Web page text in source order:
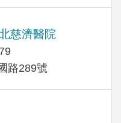
慈濟醫院
路289號